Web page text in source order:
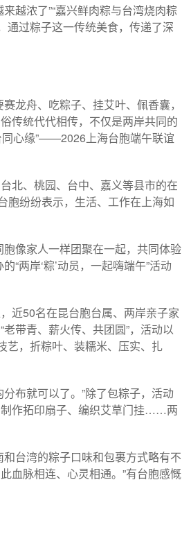
越浓了”“嘉兴鲜肉粽与台湾烧肉粽
通过粽子这一传统美食，传递了深
龙舟、吃粽子、挂艾叶、佩香囊，
传统代代相传，不仅是两岸共同的
同心缘”——2026上海台胞端午联谊
北、桃园、台中、嘉义等县市的在
胞纷纷表示，生活、工作在上海如
像家人一样团聚在一起，共同体验
“两岸‘粽’动员，一起嗨端午”活动
近50名在昆台胞台属、两岸亲子家
带青、薪火传、共团圆”，活动以
艺，折粽叶、装糯米、压实、扎
布就可以了。”除了包粽子，活动
作拓印扇子、编织艾草门挂……两
台湾的粽子口味和包裹方式略有不
血脉相连、心灵相通。”有台胞感慨